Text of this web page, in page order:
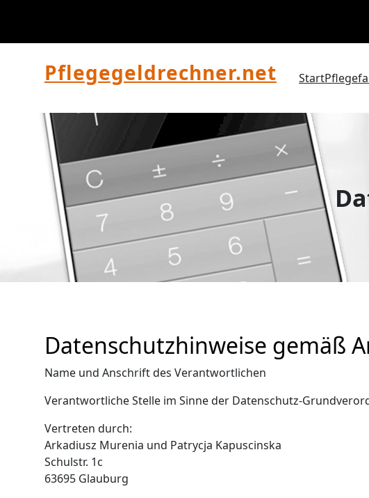
springen
Pflegegeldrechner.net Start
Datenschutzhinweise gemäß
Name und Anschrift des Verantwortlichen
Verantwortliche Stelle im Sinne der Datenschutz-
Vertreten durch:
Arkadiusz Murenia und Patrycja Kapuscinska
Schulstr. 1c
63695 Glauburg